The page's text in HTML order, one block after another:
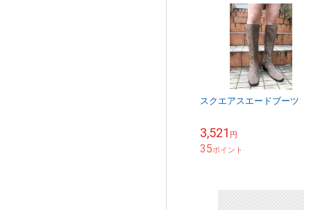
スクエアスエードブーツ
3,521 円
35ポイント